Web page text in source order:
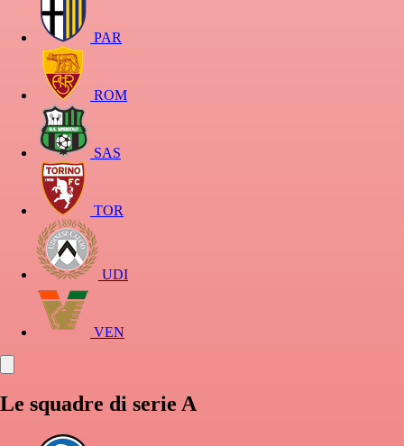
PAR
ROM
SAS
TOR
UDI
VEN
Le squadre di serie A